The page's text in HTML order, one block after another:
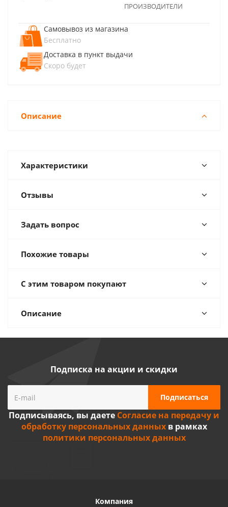
ПРОИЗВОДИТЕЛИ
Самовывоз из магазина
Бесплатно
Доставка в пункт выдачи
Скоро будет
Описание
Характеристики
Отзывы
Задать вопрос
Похожие товары
С этим товаром покупают
Описание
Подписка на акции и скидки
Подписываясь, вы даете Согласие на передачу и
обработку персональных данныхв рамках
политики персональных данных
Компания